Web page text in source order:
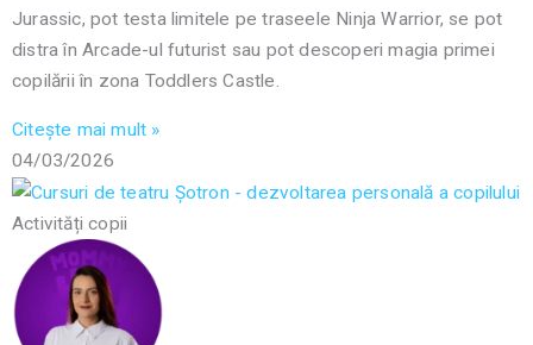
Jurassic, pot testa limitele pe traseele Ninja Warrior, se pot
distra în Arcade-ul futurist sau pot descoperi magia primei
copilării în zona Toddlers Castle.
Citește mai mult »
04/03/2026
Activități copii